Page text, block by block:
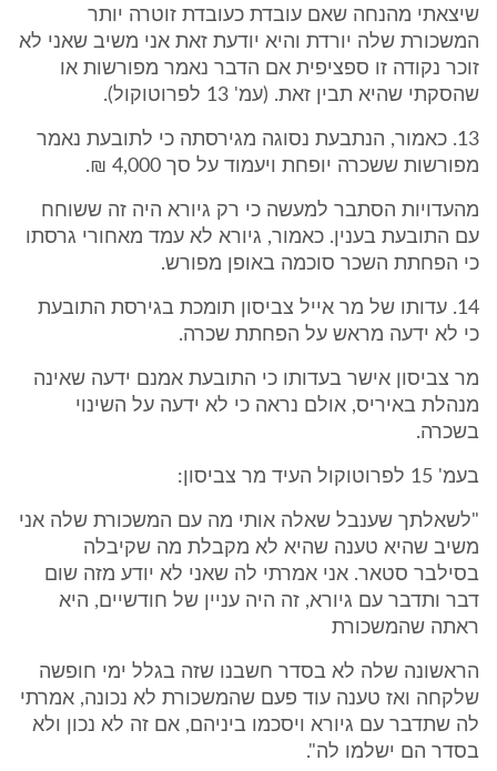
שיצאתי מהנחה שאם עובדת כעובדת זוטרה יותר
המשכורת שלה יורדת והיא יודעת זאת אני משיב שאני לא
זוכר נקודה זו ספציפית אם הדבר נאמר מפורשות או
שהסקתי שהיא תבין זאת. (עמ' 13 לפרוטוקול).
13. כאמור, הנתבעת נסוגה מגירסתה כי לתובעת נאמר
מפורשות ששכרה יופחת ויעמוד על סך 4,000 ₪.
מהעדויות הסתבר למעשה כי רק גיורא היה זה ששוחח
עם התובעת בענין. כאמור, גיורא לא עמד מאחורי גרסתו
כי הפחתת השכר סוכמה באופן מפורש.
14. עדותו של מר אייל צביסון תומכת בגירסת התובעת
כי לא ידעה מראש על הפחתת שכרה.
מר צביסון אישר בעדותו כי התובעת אמנם ידעה שאינה
מנהלת באיריס, אולם נראה כי לא ידעה על השינוי
בשכרה.
בעמ' 15 לפרוטוקול העיד מר צביסון:
"לשאלתך שענבל שאלה אותי מה עם המשכורת שלה אני
משיב שהיא טענה שהיא לא מקבלת מה שקיבלה
בסילבר סטאר. אני אמרתי לה שאני לא יודע מזה שום
דבר ותדבר עם גיורא, זה היה עניין של חודשיים, היא
ראתה שהמשכורת
הראשונה שלה לא בסדר חשבנו שזה בגלל ימי חופשה
שלקחה ואז טענה עוד פעם שהמשכורת לא נכונה, אמרתי
לה שתדבר עם גיורא ויסכמו ביניהם, אם זה לא נכון ולא
בסדר הם ישלמו לה".